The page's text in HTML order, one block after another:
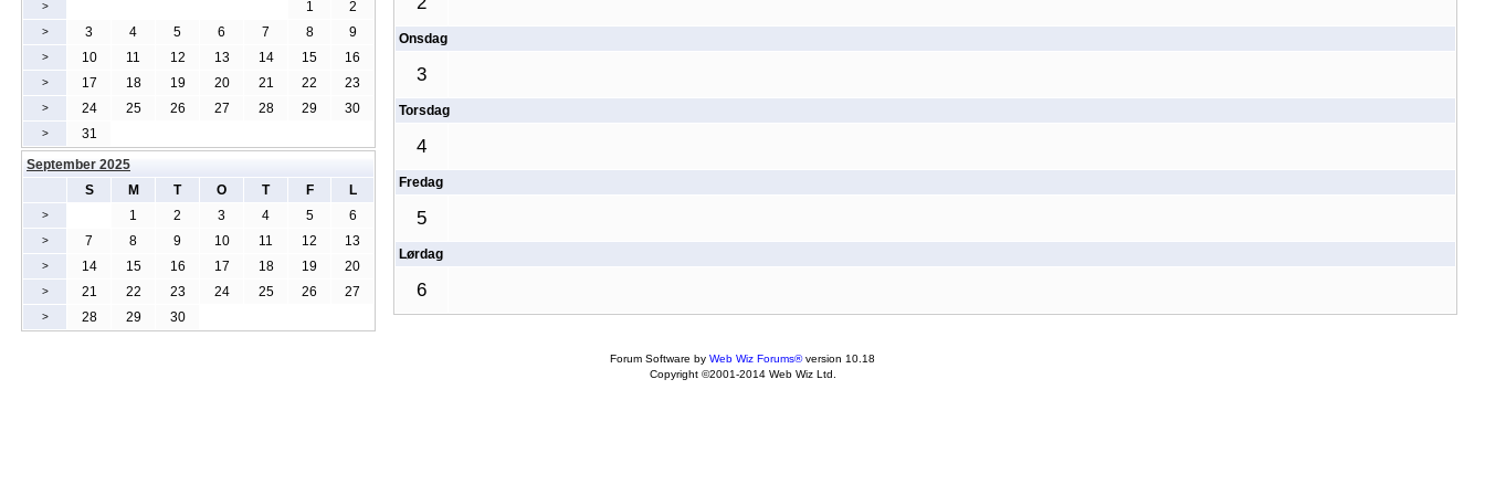
Onsdag
3
Torsdag
4
Fredag
5
Lørdag
6
> 1 2
> 3 4 5 6 7 8 9
> 10 11 12 13 14 15 16
> 17 18 19 20 21 22 23
> 24 25 26 27 28 29 30
>
31
September 2025
S
M T O T F L
> 1 2 3 4 5 6
> 7 8 9 10 11 12 13
> 14 15 16 17 18 19 20
> 21 22 23 24 25 26 27
> 28 29 30
Forum Software by Web Wiz Forums®version 10.18
Copyright ©2001-2014 Web Wiz Ltd.